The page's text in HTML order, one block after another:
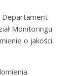
Departament
Monitoringu
o jakości